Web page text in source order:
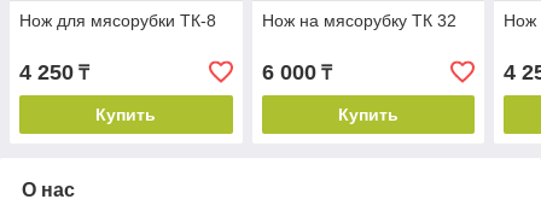
Нож для мясорубки ТК-8
4 250 ₸
Купить
Нож на мясорубку ТК 32
6 000₸
Купить
Нож
4
О нас